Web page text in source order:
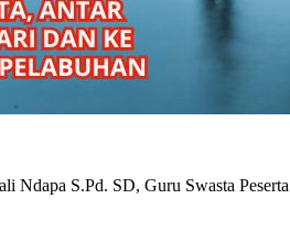
Ndapa S.Pd. SD, Guru Swasta